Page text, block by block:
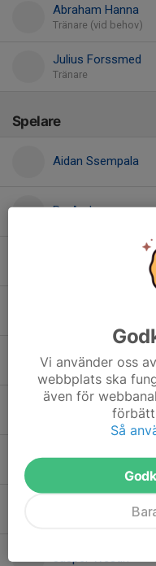
Abraham Hanna
Tränare (vid behov)
Julius Forssmed
Tränare
Spelare
Aidan Ssempala
Bo Andersson
Harry Davidsson
Hjalle Lundberg
Hugo Stenebrand
Jasper Westin
Vi använder oss
webbplats ska
även för
Så